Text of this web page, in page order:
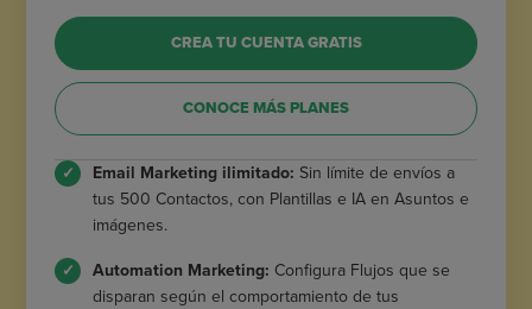
CREA TU CUENTA GRATIS
CONOCE MÁS PLANES
Email Marketing ilimitado: Sin límite de envíos a
tus 500 Contactos, con Plantillas e IA en Asuntos e
imágenes.
Automation Marketing: Configura Flujos que se
disparan según el comportamiento de tus